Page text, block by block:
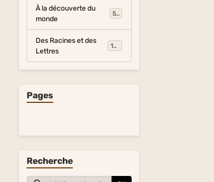
À la découverte du
monde
54
Des Racines et des
Lettres
134
Pages
Recherche